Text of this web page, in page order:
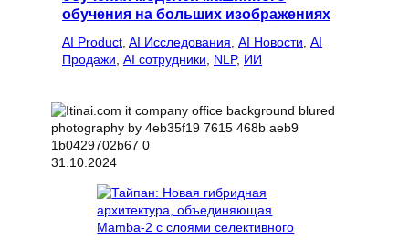
обучения на больших изображениях
AI Product AI Исследования AI Новости AI
Продажи AI сотрудники NLP, ИИ
31.10.2024